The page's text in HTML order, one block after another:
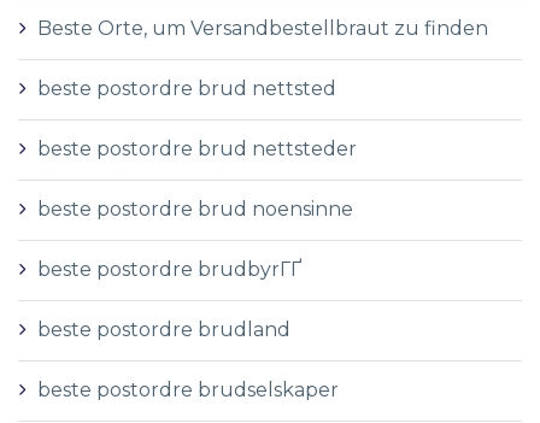
Beste Orte, um Versandbestellbraut zu finden
beste postordre brud nettsted
beste postordre brud nettsteder
beste postordre brud noensinne
beste postordre brudbyrГҐ
beste postordre brudland
beste postordre brudselskaper